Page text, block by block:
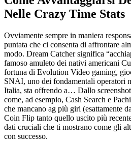
Nelle Crazy Time Stats
Ovviamente sempre in maniera
puntata che ci consenta di affrontare
modo. Dream Catcher significa
famoso amuleto dei nativi americani
fortuna di Evolution Video gaming,
SNAI, uno dei fondamentali operatori
Italia, sta offrendo a… Dallo
come, ad esempio, Cash Search e
che mancano ag più giri (esattamente
Coin Flip tanto quello uscito più
dati cruciali che ti mostrano come gli
con successo.